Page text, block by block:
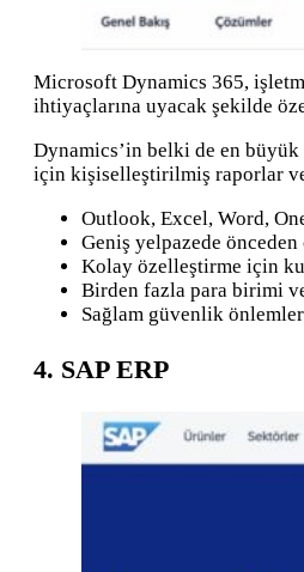
Microsoft Dynamics 365,
ihtiyaçlarına uyacak şekilde
Dynamics’in belki de en
için kişiselleştirilmiş raporlar
Outlook, Excel, Word,
Geniş yelpazede
Kolay özelleştirme için
Birden fazla para birimi
Sağlam güvenlik
4. SAP ERP